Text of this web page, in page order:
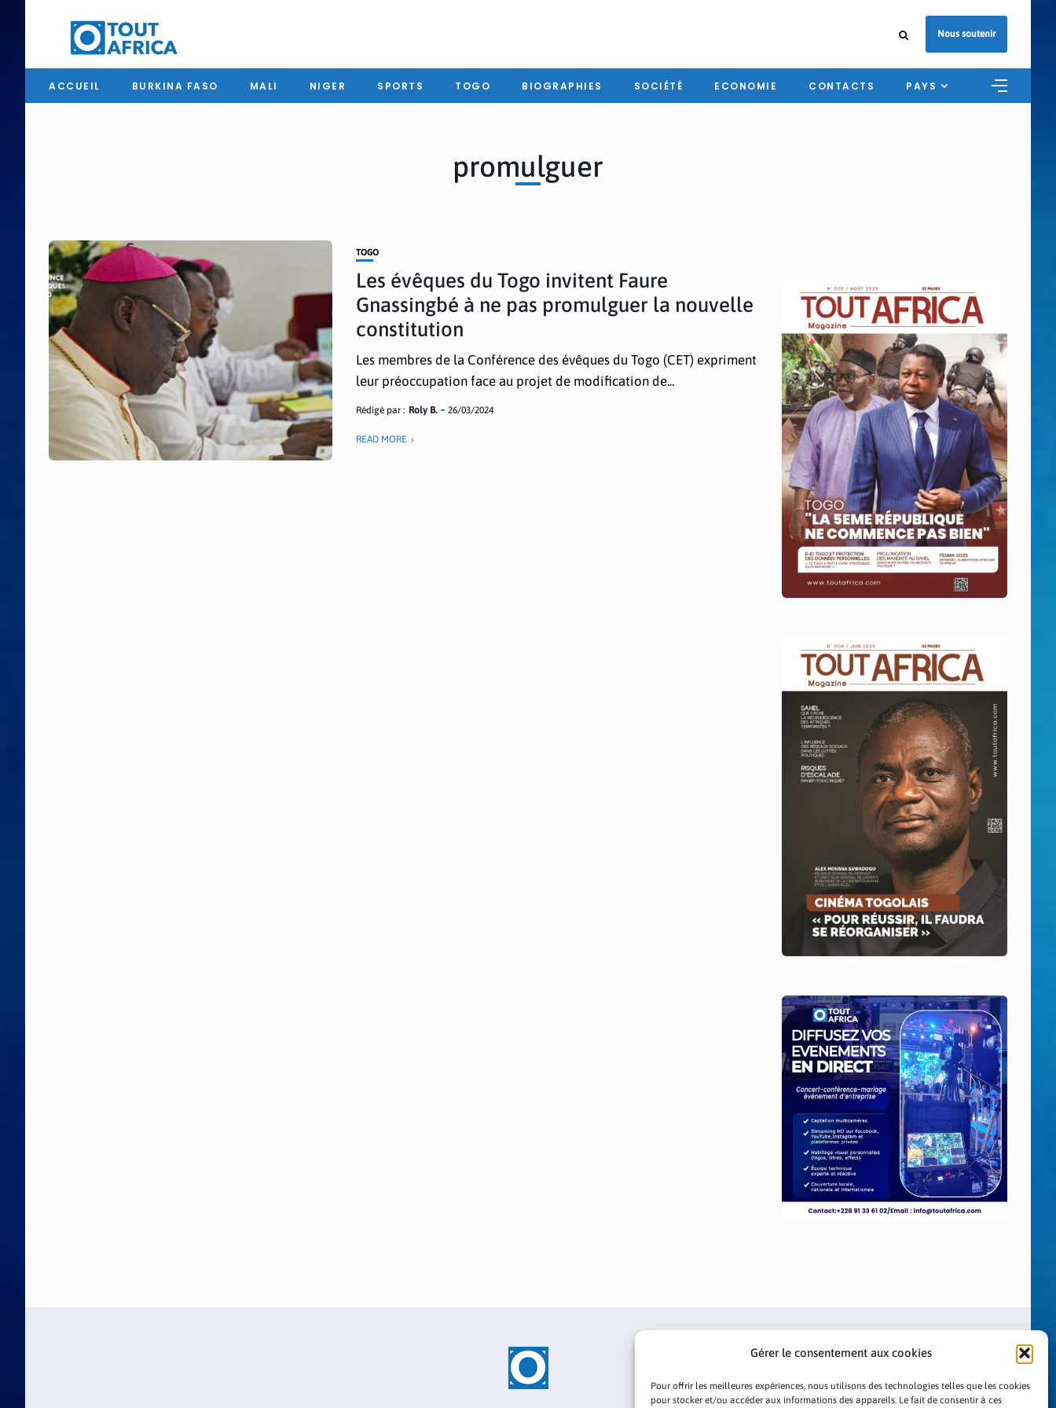
Gérer le consentement aux cookies
Pour offrir les meilleures expériences, nous utilisons des technologies telles que les cookies
pour stocker et/ou accéder aux informations des appareils. Le fait de consentir à ces
Nous soutenir
ACCUEIL BURKINA FASO MALI NIGER SPORTS TOGO BIOGRAPHIES SOCIÉTÉ ECONOMIE CONTACTS PAYS
promulguer
TOGO
Les évêques du Togo invitent Faure
Gnassingbé à ne pas promulguer la nouvelle
constitution
Les membres de la Conférence des évêques du Togo (CET) expriment
leur préoccupation face au projet de modification de...
Rédigé par : Roly B. 26/03/2024
READ MORE